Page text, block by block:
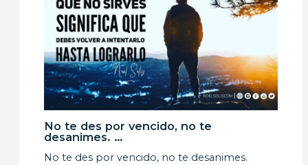
No te des por vencido, no te
desanimes. …
No te des por vencido, no te desanimes.